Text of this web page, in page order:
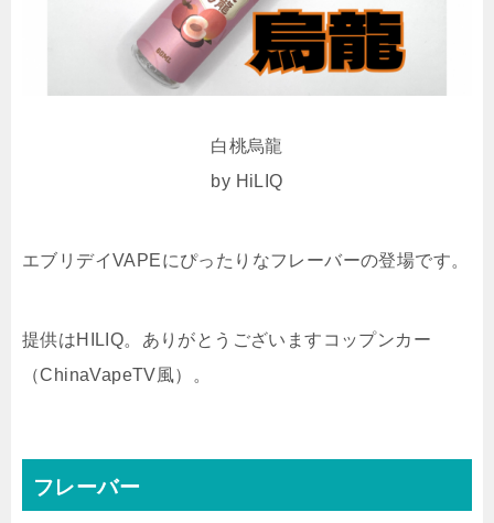
白桃烏龍
by HiLIQ
エブリデイVAPEにぴったりなフレーバーの登場です。
提供はHILIQ。ありがとうございますコップンカー
（ChinaVapeTV風）。
フレーバー